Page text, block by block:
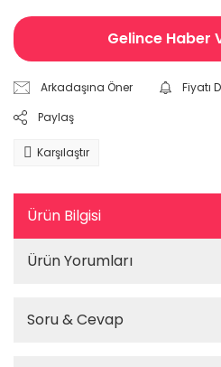
Gelince Haber
Arkadaşına Öner
Fiyatı
Paylaş
Karşılaştır
Ürün Bilgisi
Ürün Yorumları
Soru & Cevap